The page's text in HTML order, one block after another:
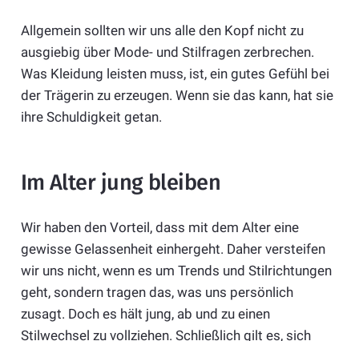
Allgemein sollten wir uns alle den Kopf nicht zu
ausgiebig über Mode- und Stilfragen zerbrechen.
Was Kleidung leisten muss, ist, ein gutes Gefühl bei
der Trägerin zu erzeugen. Wenn sie das kann, hat sie
ihre Schuldigkeit getan.
Im Alter jung bleiben
Wir haben den Vorteil, dass mit dem Alter eine
gewisse Gelassenheit einhergeht. Daher versteifen
wir uns nicht, wenn es um Trends und Stilrichtungen
geht, sondern tragen das, was uns persönlich
zusagt. Doch es hält jung, ab und zu einen
Stilwechsel zu vollziehen. Schließlich gilt es, sich